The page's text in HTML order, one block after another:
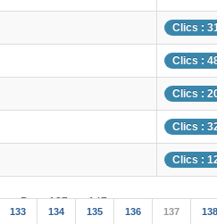
Clics :
Clics :
Clics :
Clics :
Clics :
Page 137 sur 147
133 134 135 136 137 138